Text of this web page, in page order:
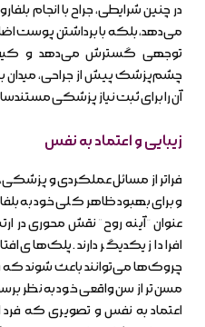
در چنین شرایطی، جراح با انجام
می‌دهد، بلکه با برداشتن پوست
توجهی گسترش می‌دهد و
چشم‌پزشک پیش از جراحی، میدان
آن را برای ثبت نیاز پزشکی
زیبایی و اعتماد به نفس
فراتر از مسائل عملکردی و پزشکی،
و برای بهبود ظاهر کلی خود به
عنوان “آینه روح” نقش محوری در
افراد از یکدیگر دارند. پلک‌های
چروک‌ها می‌توانند باعث شوند که
مسن‌تر از سن واقعی خود به نظر
اعتماد به نفس و تصویری که فرد از